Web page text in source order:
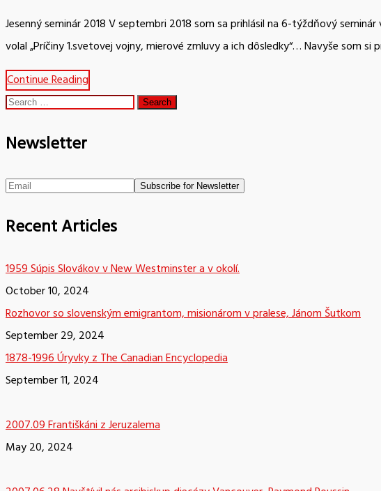
Jesenný seminár 2018 V septembri 2018 som sa prihlásil na 6-týždňový
volal „Príčiny 1.svetovej vojny, mierové zmluvy a ich dôsledky“… Navyše som
Continue Reading
Search
Newsletter
Recent Articles
1959 Súpis Slovákov v New Westminster a v okolí.
October 10, 2024
Rozhovor so slovenským emigrantom, misionárom v pralese, Jánom Šutkom
September 29, 2024
1878-1996 Úryvky z The Canadian Encyclopedia
September 11, 2024
2007.09 Františkáni z Jeruzalema
May 20, 2024